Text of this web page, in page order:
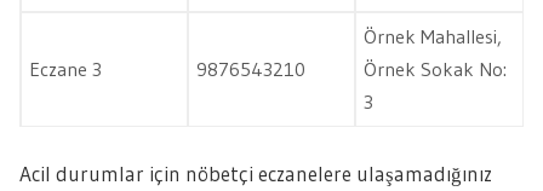
Eczane 3 9876543210
Örnek Mahallesi,
Örnek Sokak No:
3
Acil durumlar için nöbetçi eczanelere ulaşamadığınız